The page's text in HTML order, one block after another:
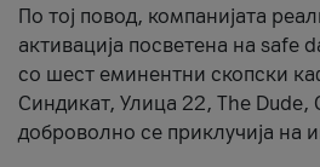
По тој повод, компанијата
активација посветена на safe
со шест еминентни скопски
Синдикат, Улица 22, The Dude,
доброволно се приклучија на